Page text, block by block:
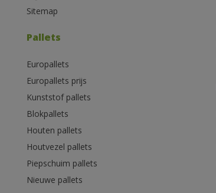
Sitemap
Pallets
Europallets
Europallets prijs
Kunststof pallets
Blokpallets
Houten pallets
Houtvezel pallets
Piepschuim pallets
Nieuwe pallets